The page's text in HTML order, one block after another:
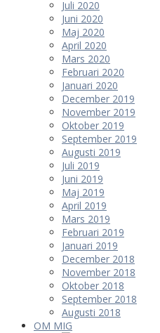
Juli 2020
Juni 2020
Maj 2020
April 2020
Mars 2020
Februari 2020
Januari 2020
December 2019
November 2019
Oktober 2019
September 2019
Augusti 2019
Juli 2019
Juni 2019
Maj 2019
April 2019
Mars 2019
Februari 2019
Januari 2019
December 2018
November 2018
Oktober 2018
September 2018
Augusti 2018
OM MIG